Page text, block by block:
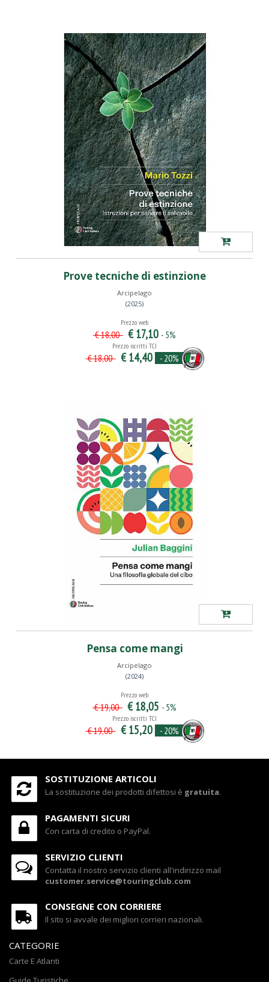
Prove tecniche di estinzione
Arcipelago
(2025)
Prezzo web
€ 18,00 € 17,10 - 5%
Prezzo iscritti TCI
€ 18,00 € 14,40 - 20%
Pensa come mangi
Arcipelago
(2024)
Prezzo web
€ 19,00 € 18,05 - 5%
Prezzo iscritti TCI
€ 19,00 € 15,20 - 20%
SOSTITUZIONE ARTICOLI
La sostituzione dei prodotti difettosi è gratuita.
PAGAMENTI SICURI
Con carta di credito o PayPal.
SERVIZIO CLIENTI
Contatta il nostro servizio clienti all'indirizzo mail
customer.service@touringclub.com
CONSEGNE CON CORRIERE
Il sito si avvale dei migliori corrieri nazionali.
CATEGORIE
Carte E Atlanti